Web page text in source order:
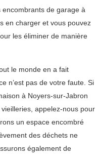
de garage à
en charger et vous pouvez
les éliminer de manière
le monde en a fait
n’est pas de votre faute. Si
à Noyers-sur-Jabron
appelez-nous pour
un espace encombré
des déchets ne
également de